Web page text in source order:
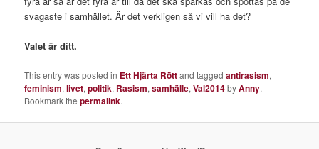
svagaste i samhället. Är det verkligen så vi vill ha det?
Valet är ditt.
This entry was posted in Ett Hjärta Röttand taggedantirasism,
feminism,livet,politik, Rasism,samhälle,Val2014byAnny.
Bookmark thepermalink.